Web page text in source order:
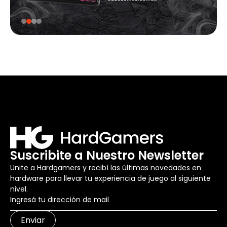
Suscribite a Nuestro Newsletter
Unite a Hardgamers y recibí las últimas novedades en
hardware para llevar tu experiencia de juego al siguiente
nivel.
Enviar